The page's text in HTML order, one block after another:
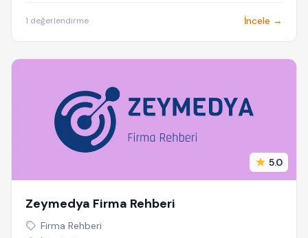
1 değerlendirme İncele →
5.0
Zeymedya Firma Rehberi
Firma Rehberi